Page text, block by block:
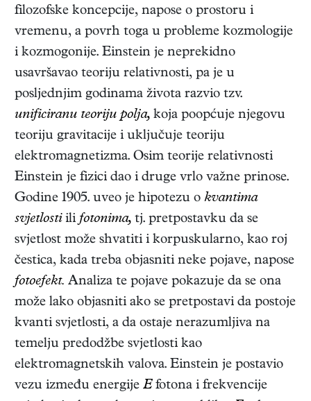
filozofske koncepcije, napose o prostoru i
vremenu, a povrh toga u probleme kozmologije
i kozmogonije. Einstein je neprekidno
usavršavao teoriju relativnosti, pa je u
posljednjim godinama života razvio tzv.
unificiranu teoriju polja, koja poopćuje njegovu
teoriju gravitacije i uključuje teoriju
elektromagnetizma. Osim teorije relativnosti
Einstein je fizici dao i druge vrlo važne prinose.
Godine 1905. uveo je hipotezu o kvantima
svjetlostiili fotonima, tj. pretpostavku da se
svjetlost može shvatiti i korpuskularno, kao roj
čestica, kada treba objasniti neke pojave, napose
fotoefekt. Analiza te pojave pokazuje da se ona
može lako objasniti ako se pretpostavi da postoje
kvanti svjetlosti, a da ostaje nerazumljiva na
temelju predodžbe svjetlosti kao
elektromagnetskih valova. Einstein je postavio
vezu između energije Efotona i frekvencije